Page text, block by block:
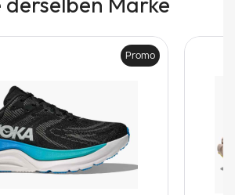
Promo